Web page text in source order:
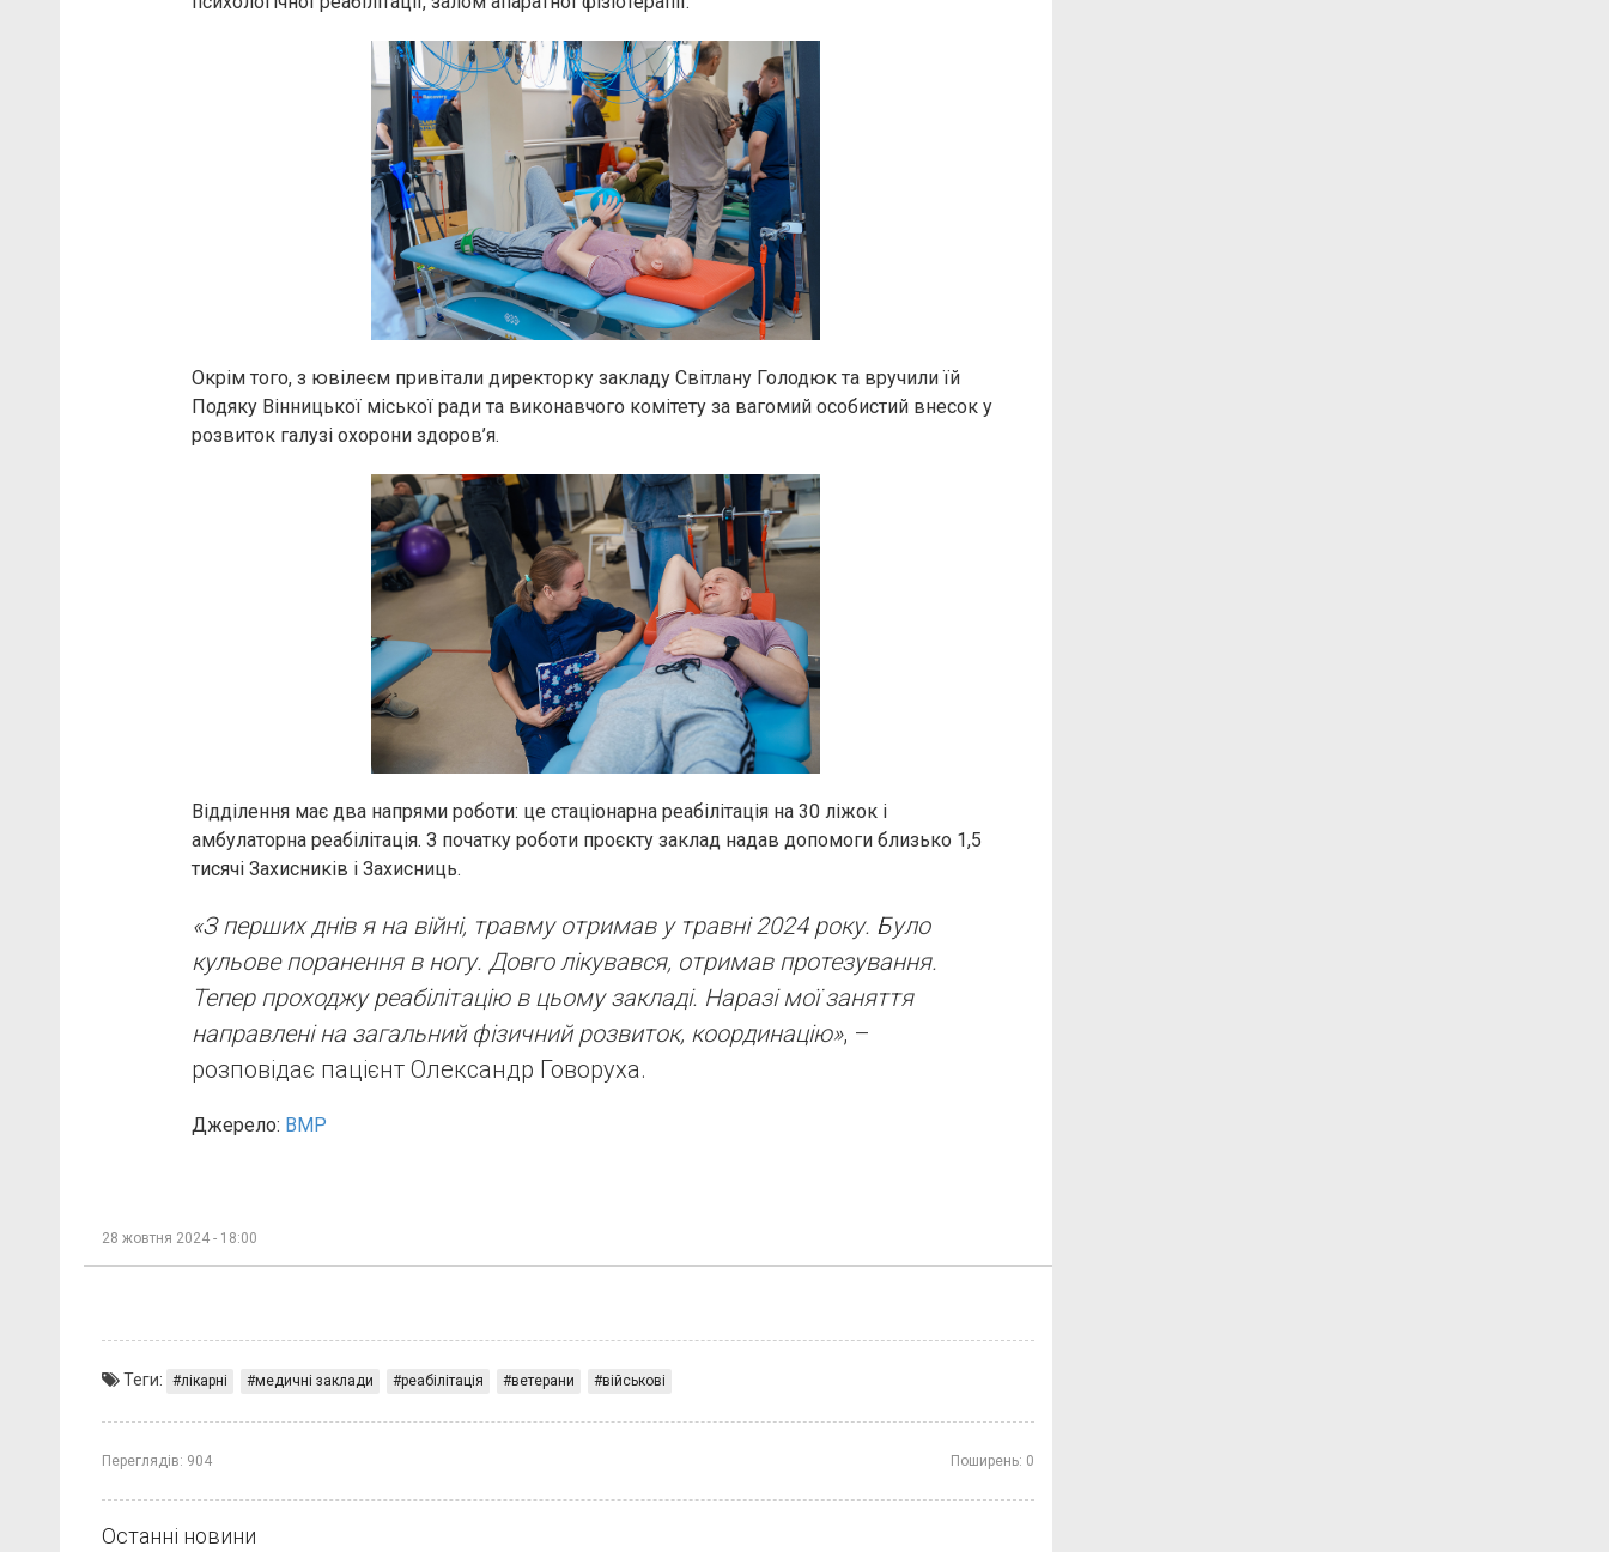
Окрім того, з ювілеєм привітали директорку закладу Світлану Голодюк та вручили їй
Подяку Вінницької міської ради та виконавчого комітету за вагомий особистий внесок у
розвиток галузі охорони здоров’я.
Відділення має два напрями роботи: це стаціонарна реабілітація на 30 ліжок і
амбулаторна реабілітація. З початку роботи проєкту заклад надав допомоги близько 1,5
тисячі Захисників і Захисниць.
«З перших днів я на війні, травму отримав у травні 2024 року. Було
кульове поранення в ногу. Довго лікувався, отримав протезування.
Тепер проходжу реабілітацію в цьому закладі. Наразі мої заняття
направлені на загальний фізичний розвиток, координацію», –
розповідає пацієнт Олександр Говоруха.
Джерело: ВМР
28 жовтня 2024 - 18:00
Теги: лікарні медичні заклади реабілітація ветерани військові
Переглядів: 904 Поширень: 0
Останні новини